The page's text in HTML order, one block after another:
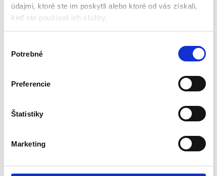
údajmi, ktoré ste im poskytli alebo ktoré od vás získali,
keď ste používali ich služby.
Potrebné
Preferencie
Štatistiky
Marketing
Ochrana povrchu
Hmotnosť: 0,35 kg
2,00€
★★★★